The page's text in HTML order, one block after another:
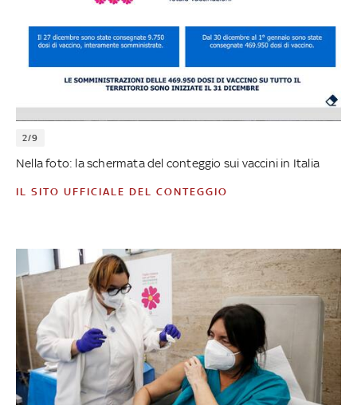
2/9
Nella foto: la schermata del conteggio sui vaccini in Italia
IL SITO UFFICIALE DEL CONTEGGIO